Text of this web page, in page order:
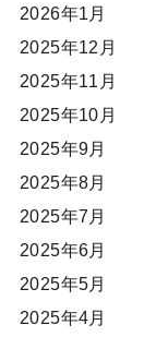
2026年1月
2025年12月
2025年11月
2025年10月
2025年9月
2025年8月
2025年7月
2025年6月
2025年5月
2025年4月